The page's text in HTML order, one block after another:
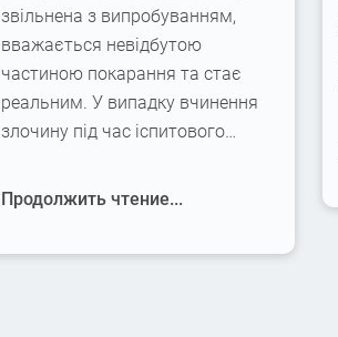
звільнена з випробуванням,
вважається невідбутою
частиною покарання та стає
реальним. У випадку вчинення
злочину під час іспитового…
Продолжить чтение...